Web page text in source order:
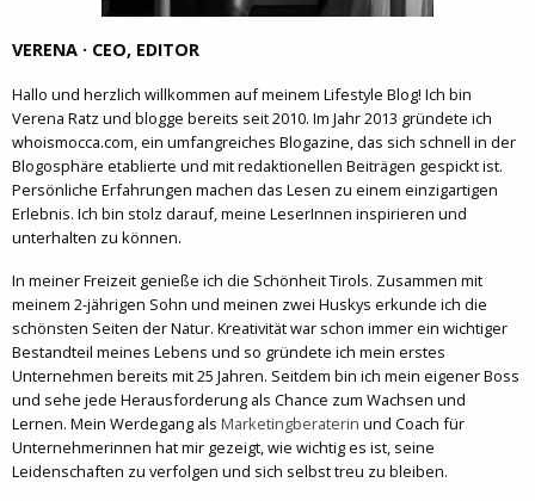
VERENA · CEO, EDITOR
Hallo und herzlich willkommen auf meinem Lifestyle Blog! Ich bin
Verena Ratz und blogge bereits seit 2010. Im Jahr 2013 gründete ich
whoismocca.com, ein umfangreiches Blogazine, das sich schnell in der
Blogosphäre etablierte und mit redaktionellen Beiträgen gespickt ist.
Persönliche Erfahrungen machen das Lesen zu einem einzigartigen
Erlebnis. Ich bin stolz darauf, meine LeserInnen inspirieren und
unterhalten zu können.
In meiner Freizeit genieße ich die Schönheit Tirols. Zusammen mit
meinem 2-jährigen Sohn und meinen zwei Huskys erkunde ich die
schönsten Seiten der Natur. Kreativität war schon immer ein wichtiger
Bestandteil meines Lebens und so gründete ich mein erstes
Unternehmen bereits mit 25 Jahren. Seitdem bin ich mein eigener Boss
und sehe jede Herausforderung als Chance zum Wachsen und
Lernen. Mein Werdegang als Marketingberaterin und Coach für
Unternehmerinnen hat mir gezeigt, wie wichtig es ist, seine
Leidenschaften zu verfolgen und sich selbst treu zu bleiben.